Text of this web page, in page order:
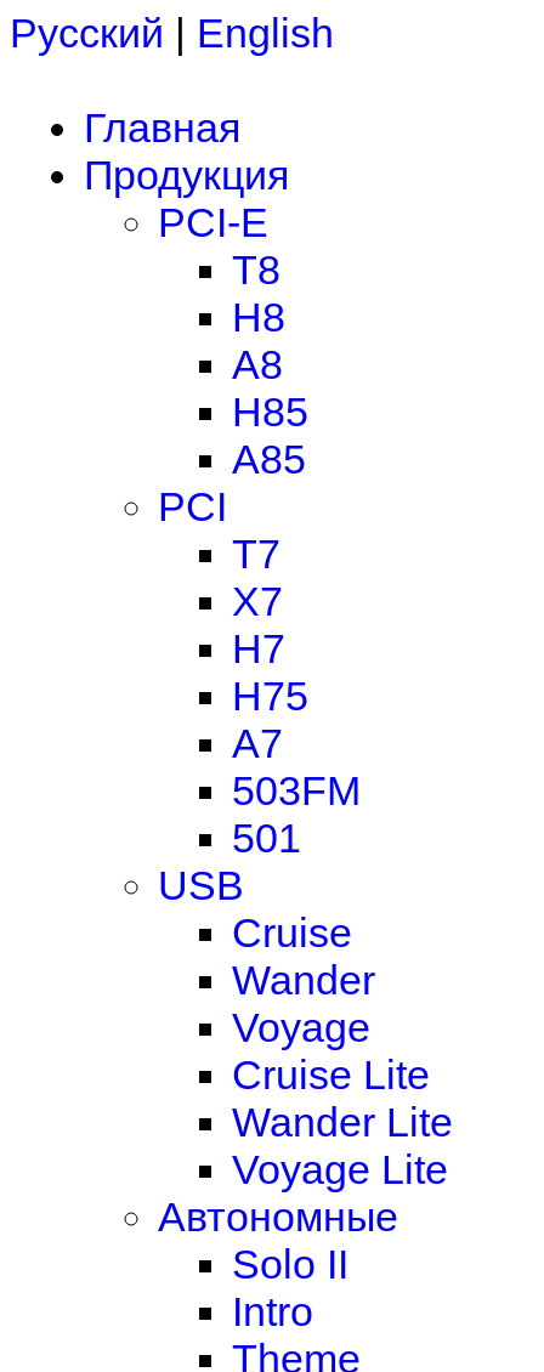
Русский | English
Главная
Продукция
PCI-E
T8
H8
A8
H85
A85
PCI
T7
X7
H7
H75
A7
503FM
501
USB
Cruise
Wander
Voyage
Cruise Lite
Wander Lite
Voyage Lite
Автономные
Solo II
Intro
Theme